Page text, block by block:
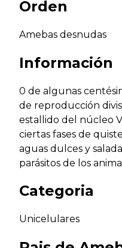
Orden
Amebas desnudas
Información
0 de algunas
de reproducción
estallido del núcleo
ciertas fases de
aguas dulces y
parásitos de los
Categoria
Unicelulares